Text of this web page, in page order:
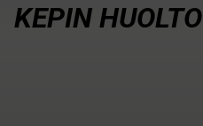
KEPIN HUOLTO